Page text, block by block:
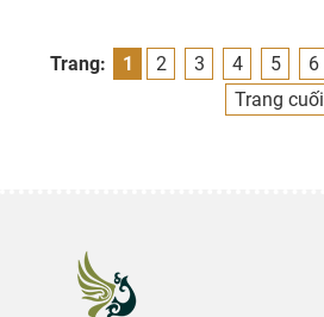
Trang: 1 2 3 4 5 6
Trang cuối